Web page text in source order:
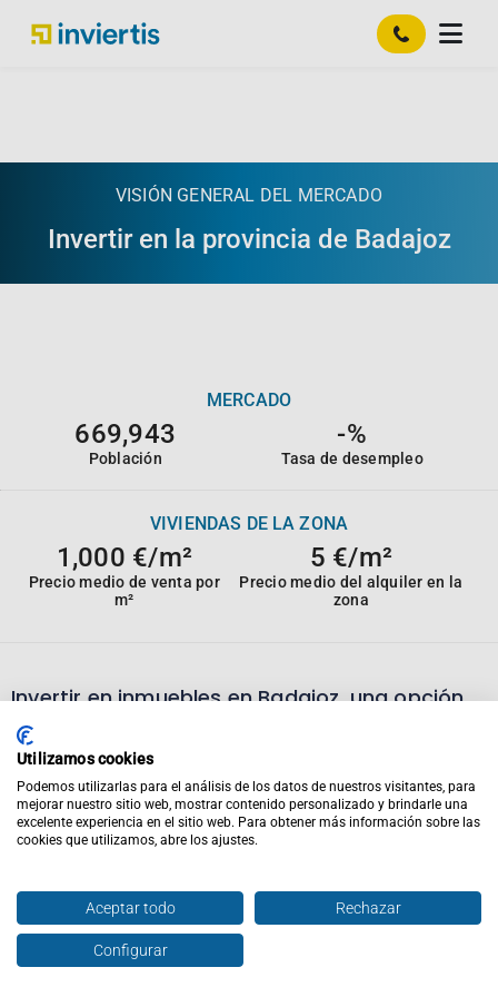
VISIÓN GENERAL DEL MERCADO
Invertir en la provincia de Badajoz
MERCADO
669,943
Población
-%
Tasa de desempleo
VIVIENDAS DE LA ZONA
1,000 €/m²
Precio medio de venta por
m²
5 €/m²
Precio medio del alquiler en la
zona
Invertir en inmuebles enBadajoz,una opción
diferente
Calidad de la provincia
Si estás buscando invertir en inmuebles enBadajoz,te
interesará saber algunos datos de la ciudad para tomar
cuenta con una superficie de21,767.93km²
tiene669,943habitantes.
Utilizamos cookies
Podemos utilizarlas para el análisis de los datos de nuestros visitantes, para
mejorar nuestro sitio web, mostrar contenido personalizado y brindarle una
excelente experiencia en el sitio web. Para obtener más información sobre las
cookies que utilizamos, abre los ajustes.
Aceptar todo Rechazar
Configurar